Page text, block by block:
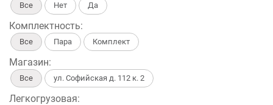
Все Нет Да
Комплектность:
Все Пара Комплект
Магазин:
Все ул. Софийская д. 112 к. 2
Легкогрузовая: